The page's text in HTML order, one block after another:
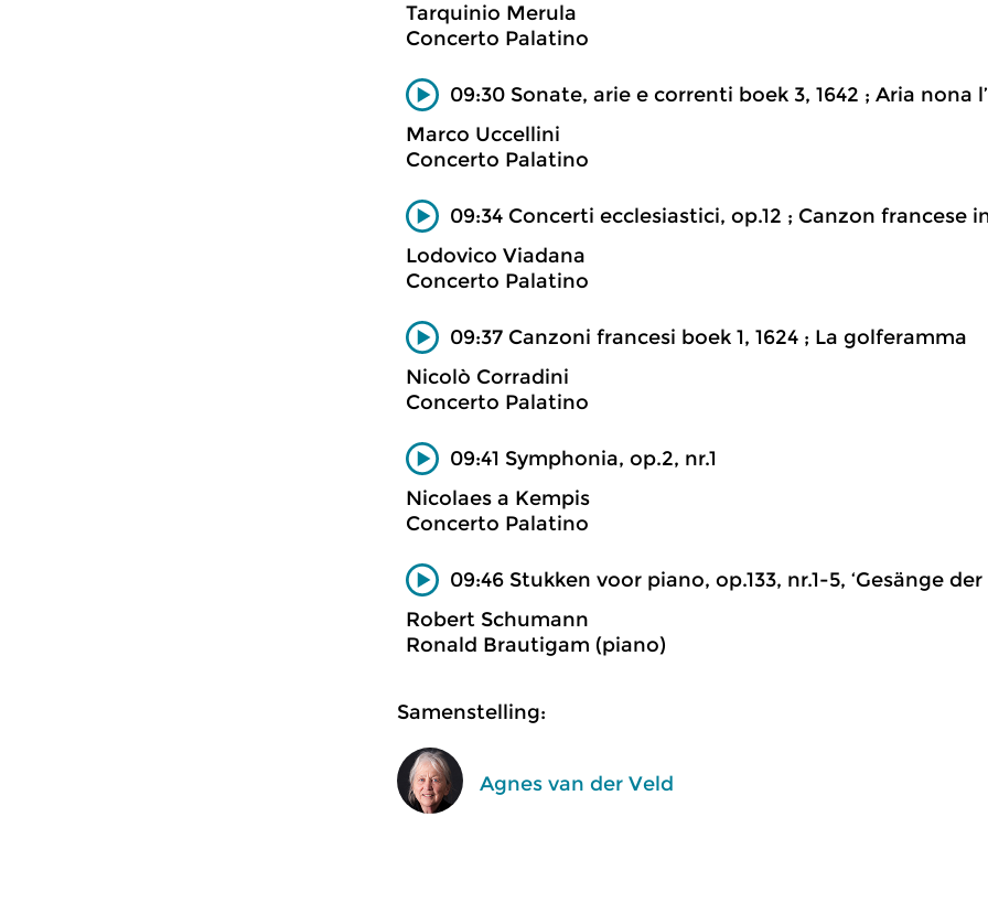
Tarquinio Merula
Concerto Palatino
09:30 Sonate, arie e correnti boek 3, 1642 ; Aria nona
Marco Uccellini
Concerto Palatino
09:34 Concerti ecclesiastici, op.12 ; Canzon francese
Lodovico Viadana
Concerto Palatino
09:37 Canzoni francesi boek 1, 1624 ; La golferamma
Nicolò Corradini
Concerto Palatino
09:41 Symphonia, op.2, nr.1
Nicolaes a Kempis
Concerto Palatino
09:46 Stukken voor piano, op.133, nr.1-5, ‘Gesänge der
Robert Schumann
Ronald Brautigam (piano)
Samenstelling:
Agnes van der Veld